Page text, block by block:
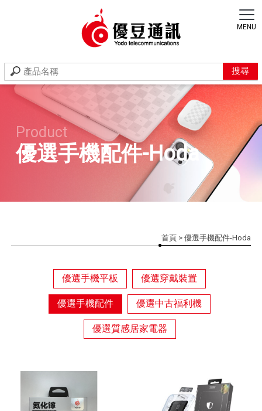
優選手機配件-Hoda
首頁 > 優選手機配件-Hoda
優選手機平板 優選穿戴裝置
優選手機配件 優選中古福利機
優選質感居家電器